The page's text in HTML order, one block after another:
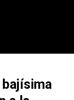
bajísima